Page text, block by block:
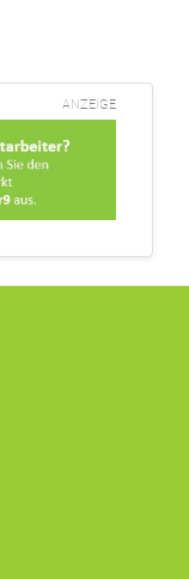
ANZEIGE